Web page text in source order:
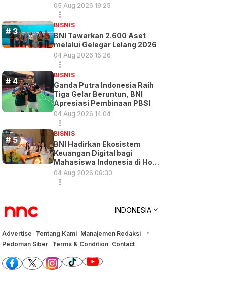
05 Aug 2026 19:25
BISNIS
BNI Tawarkan 2.600 Aset
melalui Gelegar Lelang 2026
04 Aug 2026 16:26
BISNIS
Ganda Putra Indonesia Raih
Tiga Gelar Beruntun, BNI
Apresiasi Pembinaan PBSI
04 Aug 2026 14:04
BISNIS
BNI Hadirkan Ekosistem
Keuangan Digital bagi
Mahasiswa Indonesia di Hong
Kong
04 Aug 2026 08:30
INDONESIA
Advertise Tentang Kami Manajemen Redaksi
Pedoman Siber Terms & Condition Contact